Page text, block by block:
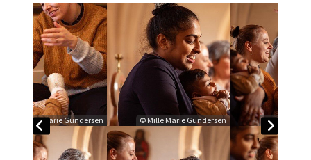
© Mille Marie Gundersen © Mille Marie Gundersen